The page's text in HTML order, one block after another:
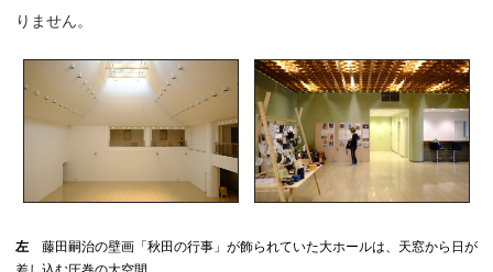
りません。
左 藤田嗣治の壁画「秋田の行事」が飾られていた大ホールは、天窓から日が